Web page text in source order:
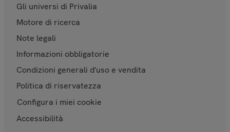
Gli universi di Privalia
Motore di ricerca
Note legali
Informazioni obbligatorie
Condizioni generali d'uso e vendita
Politica di riservatezza
Configura i miei cookie
Accessibilità